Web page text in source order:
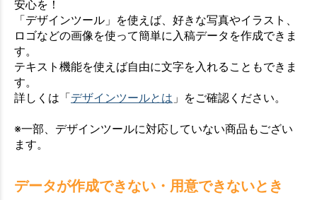
安心を！
「デザインツール」を使えば、好きな写真やイラスト、
ロゴなどの画像を使って簡単に入稿データを作成できま
す。
テキスト機能を使えば自由に文字を入れることもできま
す。
詳しくは「デザインツールとは 」をご確認ください。
※一部、デザインツールに対応していない商品もござい
ます。
データが作成できない・用意できないとき